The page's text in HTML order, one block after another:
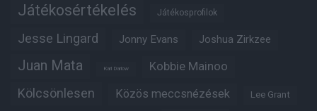
Játékosértékelés Játékosprofilok
Jesse Lingard Jonny Evans Joshua Zirkzee
Juan Mata Karl Darlow Kobbie Mainoo
Kölcsönlesen Közös meccsnézések Lee Grant